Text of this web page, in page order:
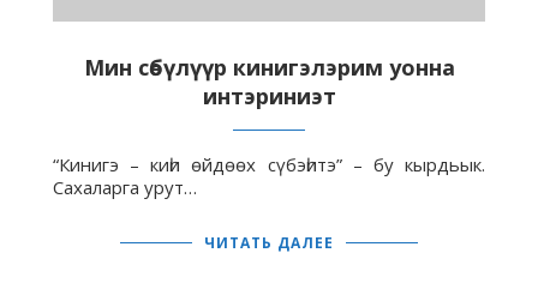
Мин сөбүлүүр кинигэлэрим уонна
интэриниэт
“Кинигэ – киһи өйдөөх сүбэһитэ” – бу кырдьык.
Сахаларга урут…
ЧИТАТЬ ДАЛЕЕ